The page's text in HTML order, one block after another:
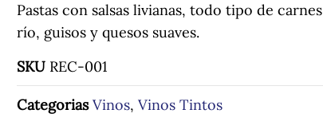
Pastas con salsas livianas, todo tipo de
río, guisos y quesos suaves.
SKU REC-001
Categorias Vinos, Vinos Tintos